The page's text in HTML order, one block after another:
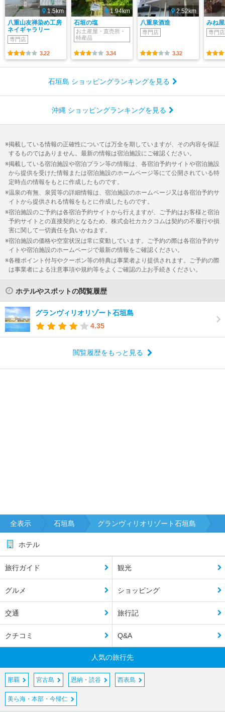
1.5km
八重山友禅染め工房
ネイギャラリー
専門店
3.22
1.94km
石垣の塩
お土産屋・直売所・
特産品
3.34
2.52km
八重泉酒造
専門店
3.32
みね
専門店
石垣島 ショッピングランキングを見る
沖縄 ショッピングランキングを見る
掲載している情報の正確性については万全を期していますが、その内容を保証
するものではありません。最新の情報は宿泊施設にご確認ください。
掲載している宿泊施設や宿泊プラン等の情報は、各宿泊予約サイトや宿泊施設
から提供を受けた情報または宿泊施設のホームページ等にて公開されている特
定時点の情報をもとに作成したものです。
温泉の有無、泉質等の詳細情報は、宿泊施設のホームページ又は各宿泊予約サ
イトから提供される情報をもとに作成したものです。
宿泊施設のご予約は各宿泊予約サイトから行えますが、ご予約はお客様と宿泊
予約サイトとの直接契約となるため、株式会社カカクコムは契約の不履行や損
害に関して一切責任を負いかねます。
宿泊施設の価格や空室状況は常に変動しています。ご予約の際は各宿泊予約サ
イトや宿泊施設のホームページで最新の情報をご確認ください。
各種ポイント付与やクーポン等の特典は事業者より提供されます。ご予約の際
は事業者による注意事項や規約等をよくご確認の上お手続きください。
ホテルやスポットの閲覧履歴
グランヴィリオリゾート石垣島
4.35
閲覧履歴をもっと見る
全表示 石垣島 グランヴィリオリゾート石垣島
ホテル
旅行ガイド 観光
グルメ ショッピング
交通 旅行記
クチコミ Q&A
人気の旅行先
那覇 宮古島 恩納・読谷 西表島
美ら海・本部・今帰仁